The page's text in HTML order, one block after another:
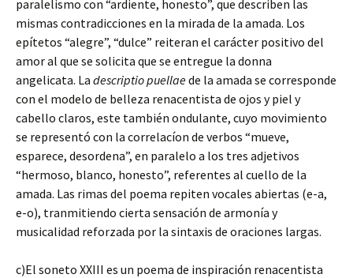
paralelismo con “ardiente, honesto”, que describen las
mismas contradicciones en la mirada de la amada. Los
epítetos “alegre”, “dulce” reiteran el carácter positivo del
amor al que se solicita que se entregue la donna
angelicata. La descriptio puellaede la amada se corresponde
con el modelo de belleza renacentista de ojos y piel y
cabello claros, este también ondulante, cuyo movimiento
se representó con la correlacíon de verbos “mueve,
esparece, desordena”, en paralelo a los tres adjetivos
“hermoso, blanco, honesto”, referentes al cuello de la
amada. Las rimas del poema repiten vocales abiertas (e-a,
e-o), tranmitiendo cierta sensación de armonía y
musicalidad reforzada por la sintaxis de oraciones largas.
c)El soneto XXIII es un poema de inspiración renacentista